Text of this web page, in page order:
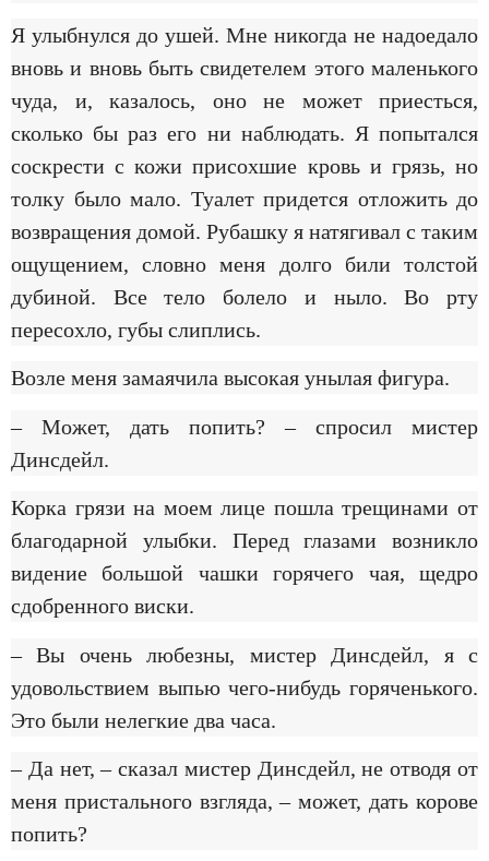
Я улыбнулся до ушей. Мне никогда не надоедало
вновь и вновь быть свидетелем этого маленького
чуда, и, казалось, оно не может приесться,
сколько бы раз его ни наблюдать. Я попытался
соскрести с кожи присохшие кровь и грязь, но
толку было мало. Туалет придется отложить до
возвращения домой. Рубашку я натягивал с таким
ощущением, словно меня долго били толстой
дубиной. Все тело болело и ныло. Во рту
пересохло, губы слиплись.
Возле меня замаячила высокая унылая фигура.
– Может, дать попить? – спросил мистер
Динсдейл.
Корка грязи на моем лице пошла трещинами от
благодарной улыбки. Перед глазами возникло
видение большой чашки горячего чая, щедро
сдобренного виски.
– Вы очень любезны, мистер Динсдейл, я с
удовольствием выпью чего-нибудь горяченького.
Это были нелегкие два часа.
– Да нет, – сказал мистер Динсдейл, не отводя от
меня пристального взгляда, – может, дать корове
попить?